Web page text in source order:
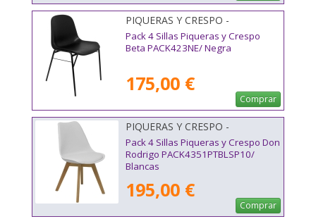
PIQUERAS Y CRESPO -
PACK423NE
Pack 4 Sillas Piqueras y Crespo
Beta PACK423NE/ Negra
175,00 €
Comprar
PIQUERAS Y CRESPO -
PACK4351PTBLSP10
Pack 4 Sillas Piqueras y Crespo Don
Rodrigo PACK4351PTBLSP10/
Blancas
195,00 €
Comprar